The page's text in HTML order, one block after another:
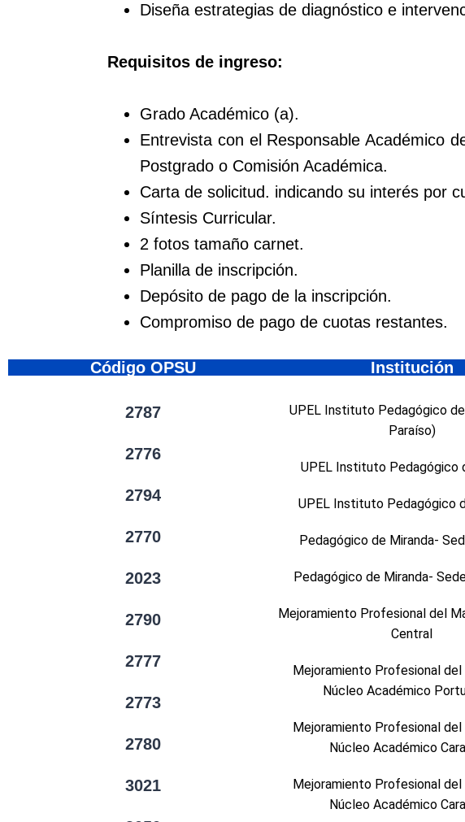
Diseña estrategias de diagnóstico e
Requisitos de ingreso:
Grado Académico (a).
Entrevista con el Responsable Académico
Postgrado o Comisión Académica.
Carta de solicitud. indicando su interés por
Síntesis Curricular.
2 fotos tamaño carnet.
Planilla de inscripción.
Depósito de pago de la inscripción.
Compromiso de pago de cuotas restantes.
Código OPSU
2787
2776
2794
2770
2023
2790
2777
2773
2780
3021
Institución
UPEL Instituto Pedagógico de
Paraíso)
UPEL Instituto Pedagógico
UPEL Instituto Pedagógico
Pedagógico de Miranda-
Pedagógico de Miranda-
Mejoramiento Profesional del
Central
Mejoramiento Profesional
Núcleo Académico
Mejoramiento Profesional
Núcleo Académico
Mejoramiento Profesional
Núcleo Académico